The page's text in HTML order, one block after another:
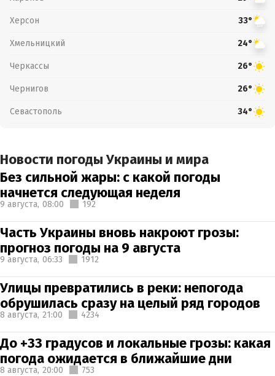
Херсон 33°
Хмельницкий 24°
Черкассы 26°
Чернигов 26°
Севастополь 34°
Новости погоды Украины и мира
Без сильной жары: с какой погоды
начнется следующая неделя
9 августа, 08:00 192
Часть Украины вновь накроют грозы:
прогноз погоды на 9 августа
9 августа, 06:33 1912
Улицы превратились в реки: непогода
обрушилась сразу на целый ряд городов
8 августа, 21:00 4234
До +33 градусов и локальные грозы: какая
погода ожидается в ближайшие дни
8 августа, 20:00 753